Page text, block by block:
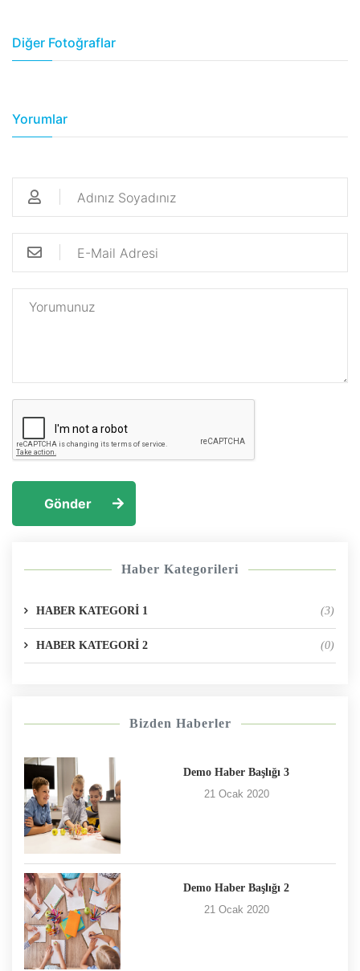
Diğer Fotoğraflar
Yorumlar
Gönder
Haber Kategorileri
HABER KATEGORİ 1 (3)
HABER KATEGORİ 2 (0)
Bizden Haberler
Demo Haber Başlığı 3
21 Ocak 2020
Demo Haber Başlığı 2
21 Ocak 2020